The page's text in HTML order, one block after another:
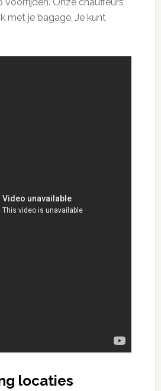
met je bagage. Je kunt
locaties